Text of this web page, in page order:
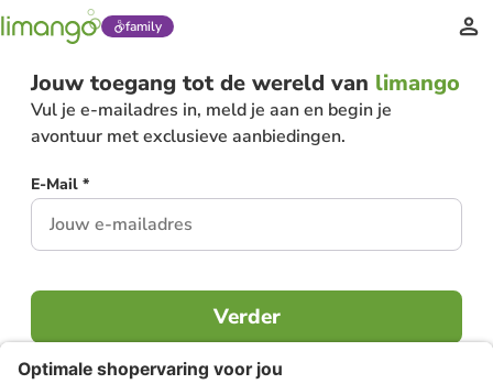
family
Jouw toegang tot de wereld van limango
Vul je e-mailadres in, meld je aan en begin je
avontuur met exclusieve aanbiedingen.
E-Mail *
Verder
Al lid?Inloggen